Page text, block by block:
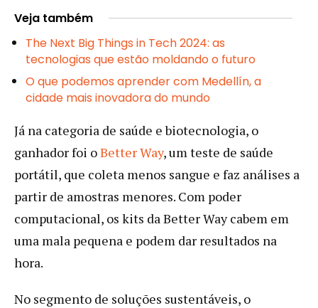
Veja também
The Next Big Things in Tech 2024: as
tecnologias que estão moldando o futuro
O que podemos aprender com Medellín, a
cidade mais inovadora do mundo
Já na categoria de saúde e biotecnologia, o
ganhador foi oBetter Way, um teste de saúde
portátil, que coleta menos sangue e faz análises a
partir de amostras menores. Com poder
computacional, os kits da Better Way cabem em
uma mala pequena e podem dar resultados na
hora.
No segmento de soluções sustentáveis, o